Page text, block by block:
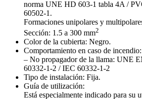
norma UNE HD 603-1 tabla 4A /
60502-1.
Formaciones unipolares y
Sección: 1.5 a 300 mm2
Color de la cubierta: Negro.
Comportamiento en caso de incendio:
– No propagador de la llama: UNE
60332-1-2 / IEC 60332-1-2
Tipo de instalación: Fija.
Guía de utilización:
Está especialmente indicado para su